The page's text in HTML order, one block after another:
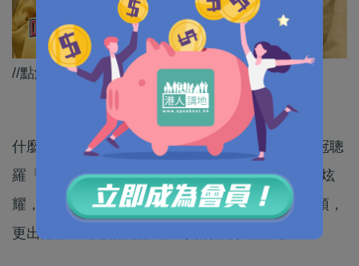
//點解羅冠聰唔去關心一下移英「手足」嘅？//
什麼叫「堅離地」？講的當然是國安通緝逃犯羅冠聰
羅「博士」的生活了！他早前又在Facebook發帖炫
耀，自己一個月去了洛彬磯、台北、費城、華盛頓，
更出席了三十個活動。嘩！真的十分耀眼呢！